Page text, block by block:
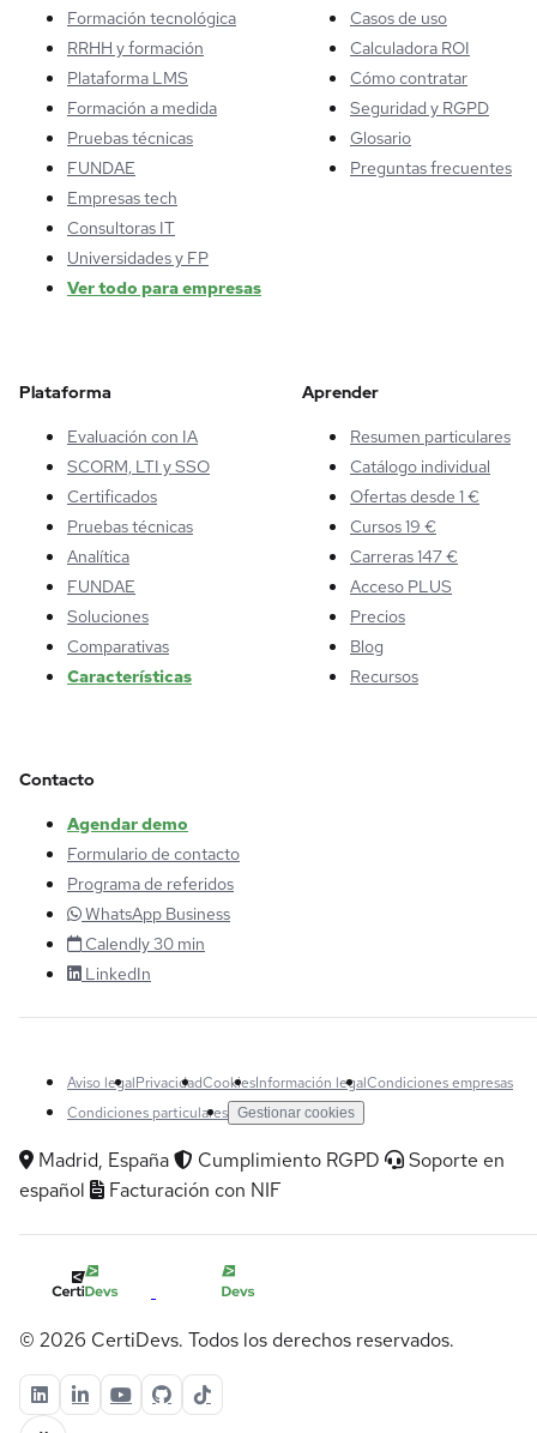
Formación tecnológica
RRHH y formación
Plataforma LMS
Formación a medida
Pruebas técnicas
FUNDAE
Empresas tech
Consultoras IT
Universidades y FP
Ver todo para empresas
Casos de uso
Calculadora ROI
Cómo contratar
Seguridad y RGPD
Glosario
Preguntas frecuentes
Plataforma
Evaluación con IA
SCORM, LTI y SSO
Certificados
Pruebas técnicas
Analítica
FUNDAE
Soluciones
Comparativas
Características
Aprender
Resumen particulares
Catálogo individual
Ofertas desde 1 €
Cursos 19 €
Carreras 147 €
Acceso PLUS
Precios
Blog
Recursos
Contacto
Agendar demo
Formulario de contacto
Programa de referidos
WhatsApp Business
Calendly 30 min
LinkedIn
Aviso legalPrivacidadCookiesInformación legalCondiciones empresas
Condiciones particulares Gestionar cookies
Madrid, España Cumplimiento RGPD
Soporte en
español
Facturación con NIF
© 2026 CertiDevs. Todos los derechos reservados.